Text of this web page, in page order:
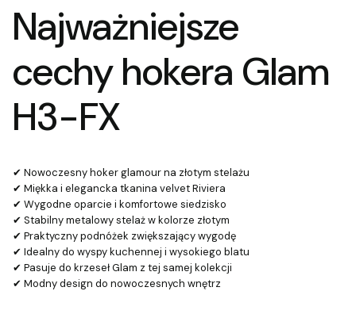
Najważniejsze
cechy hokera Glam
H3-FX
✔ Nowoczesny hoker glamour na złotym stelażu
✔ Miękka i elegancka tkanina velvet Riviera
✔ Wygodne oparcie i komfortowe siedzisko
✔ Stabilny metalowy stelaż w kolorze złotym
✔ Praktyczny podnóżek zwiększający wygodę
✔ Idealny do wyspy kuchennej i wysokiego blatu
✔ Pasuje do krzeseł Glam z tej samej kolekcji
✔ Modny design do nowoczesnych wnętrz